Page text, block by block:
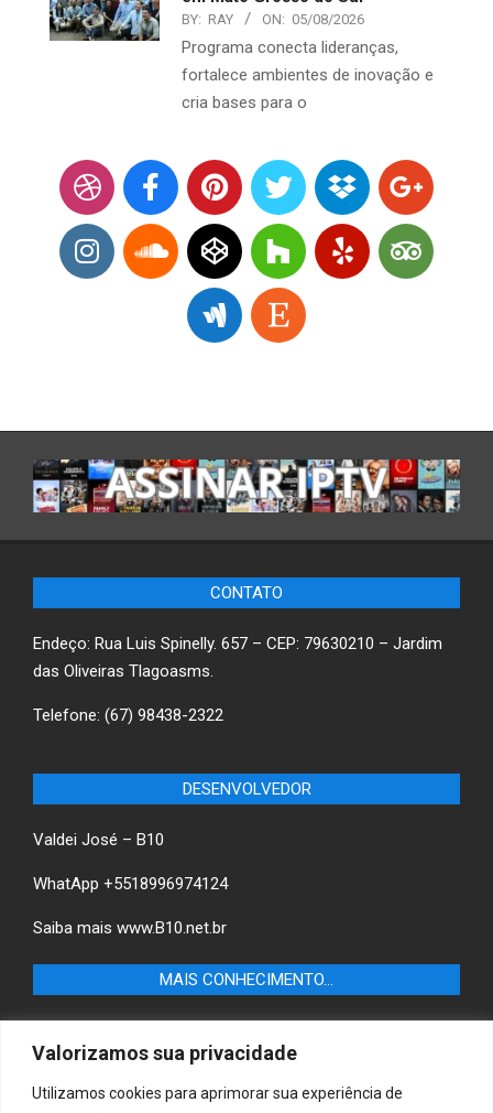
Valorizamos sua privacidade
Utilizamos cookies para aprimorar sua experiência de
BY: RAY ON: 05/08/2026
Programa conecta lideranças,
fortalece ambientes de inovação e
cria bases para o
CONTATO
Endeço: Rua Luis Spinelly. 657 – CEP: 79630210 – Jardim
das Oliveiras Tlagoasms.
Telefone: (67) 98438-2322
DESENVOLVEDOR
Valdei José – B10
WhatApp +5518996974124
Saiba mais www.B10.net.br
MAIS CONHECIMENTO…
Castilho-SP e descubra as melhores empresas e serviços
locais.